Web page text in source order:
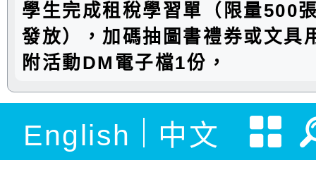
學生完成租稅學習單（限量500
發放），加碼抽圖書禮券或文具
附活動DM電子檔1份，
English 中文